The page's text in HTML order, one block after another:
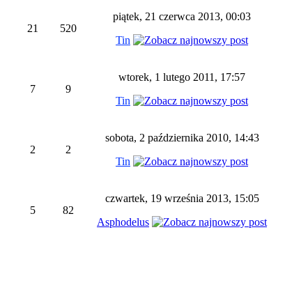
21 520
piątek, 21 czerwca 2013, 00:03
Tin
7 9
wtorek, 1 lutego 2011, 17:57
Tin
2 2
sobota, 2 października 2010, 14:43
Tin
5 82
czwartek, 19 września 2013, 15:05
Asphodelus